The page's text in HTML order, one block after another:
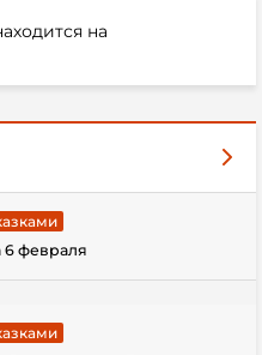
на
6 февраля